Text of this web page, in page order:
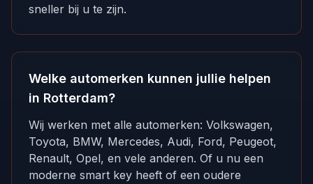
sneller bij u te zijn.
Welke automerken kunnen jullie helpen
in Rotterdam?
Wij werken met alle automerken: Volkswagen,
Toyota, BMW, Mercedes, Audi, Ford, Peugeot,
Renault, Opel, en vele anderen. Of u nu een
moderne smart key heeft of een oudere